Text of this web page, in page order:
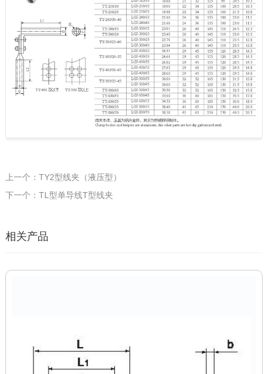
上一个：TY2型线夹（液压型）
下一个：TL型单导线T型线夹
相关产品